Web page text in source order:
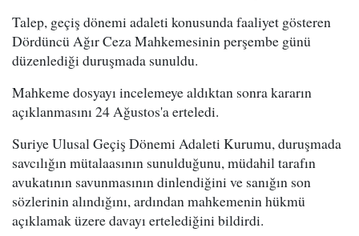
Talep, geçiş dönemi adaleti konusunda faaliyet gösteren
Dördüncü Ağır Ceza Mahkemesinin perşembe günü
düzenlediği duruşmada sunuldu.
Mahkeme dosyayı incelemeye aldıktan sonra kararın
açıklanmasını 24 Ağustos'a erteledi.
Suriye Ulusal Geçiş Dönemi Adaleti Kurumu, duruşmada
savcılığın mütalaasının sunulduğunu, müdahil tarafın
avukatının savunmasının dinlendiğini ve sanığın son
sözlerinin alındığını, ardından mahkemenin hükmü
açıklamak üzere davayı ertelediğini bildirdi.